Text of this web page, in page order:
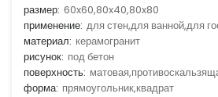
размер: 60x60,80x40,80x80
применение: для стен,для ванной,для
материал: керамогранит
рисунок: под бетон
поверхность:
форма: прямоугольник,квадрат